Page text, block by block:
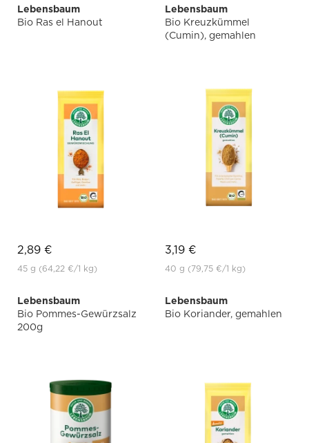
Lebensbaum
Bio Ras el Hanout
2,89 €
45 g (64,22 €/1 kg)
Lebensbaum
Bio Kreuzkümmel
(Cumin), gemahlen
3,19 €
40 g (79,75 €/1 kg)
Lebensbaum
Bio Pommes-Gewürzsalz
200g
Lebensbaum
Bio Koriander, gemahlen